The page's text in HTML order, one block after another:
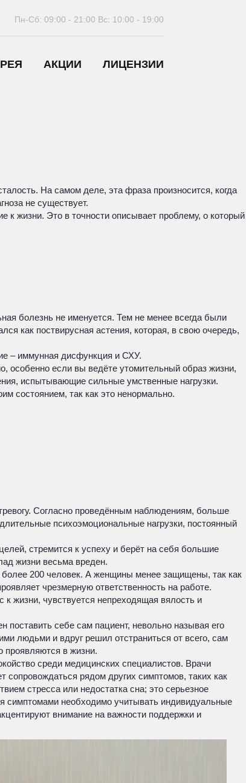
АКЦИИ ЛИЦЕНЗИИ
Пн-Сб: 09:00 - 21:00 Вс: 10:00 - 19:00
На самом деле, эта фраза произносится, когда
не существует.
к жизни. Это в точности описывает проблему, о который
болезнь не именуется. Тем не менее всегда были
как поствирусная астения, которая, в свою очередь,
– иммунная дисфункция и СХУ.
особенно если вы ведёте утомительный образ жизни,
испытывающие сильные умственные нагрузки.
состоянием, так как это ненормально.
Согласно проведённым наблюдениям, больше
психоэмоциональные нагрузки, постоянный
стремится к успеху и берёт на себя большие
жизни весьма вреден.
200 человек. А женщины менее защищены, так как
чрезмерную ответственность на работе.
к жизни, чувствуется непреходящая вялость и
поставить себе сам пациент, невольно называя его
людьми и вдруг решил отстраниться от всего, сам
проявляются в жизни.
среди медицинских специалистов. Врачи
сопровождаться рядом других симптомов, таких как
стресса или недостатка сна; это серьезное
симптомами необходимо учитывать индивидуальные
внимание на важности поддержки и